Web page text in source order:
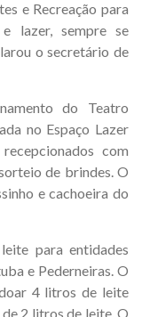
e Recreação para
lazer, sempre se
o secretário de
do Teatro
no Espaço Lazer
com
de brindes. O
e cachoeira do
para entidades
e Pederneiras. O
4 litros de leite
de 2 litros de leite. O